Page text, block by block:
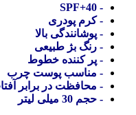
- SPF+40
- کرم پودری
- پوشانندگی بالا
- رنگ بژ طبیعی
- پر کننده خطوط
- مناسب پوست چرب
- محافظت در برابر
- حجم 30 میلی لیتر